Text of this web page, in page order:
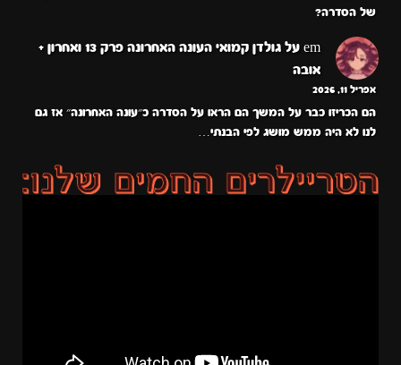
של הסדרה?
em על
גולדן קמואי העונה האחרונה פרק 13 ואחרון +
אובה
אפריל 11, 2026
הם הכריזו כבר על המשך הם הראו על הסדרה כ״עונה האחרונה״ אז גם
לנו לא היה ממש מושג לפי הבנתי…